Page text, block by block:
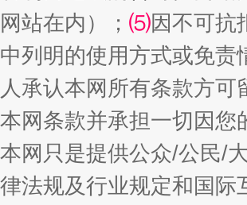
站在内）； ⑸因不可抗
列明的使用方式或免责
承认本网所有条款方
网条款并承担一切因
网只是提供公众/公民/
法规及行业规定和国